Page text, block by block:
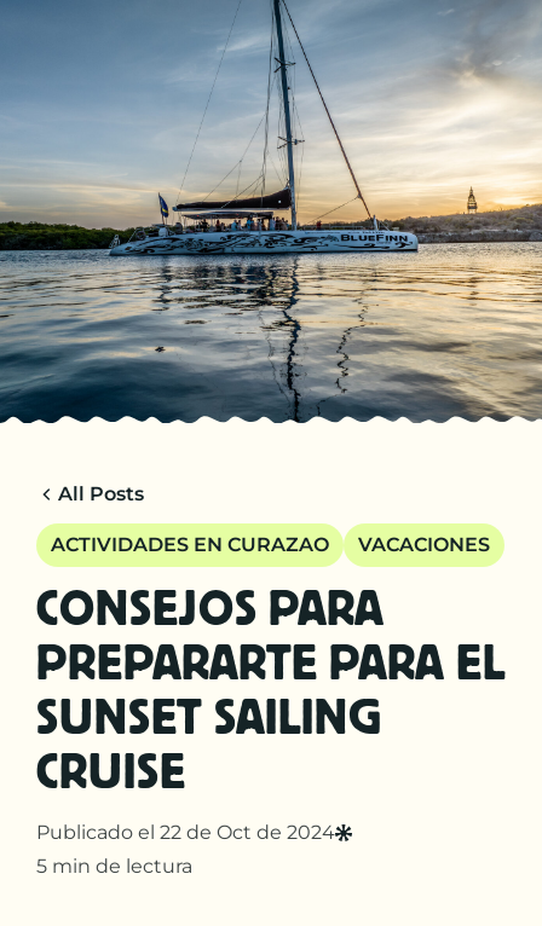
CHARTER
ACERCA DE
CONSEJOS
CONTACTO
All Posts
ACTIVIDADES EN CURAZAO VACACIONES
CONSEJOS PARA
PREPARARTE PARA EL
SUNSET SAILING
CRUISE
Publicado el 22 de Oct de 2024
5 min de lectura